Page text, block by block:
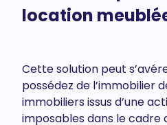
location
Cette solution peut
possédez de l’immobilier
immobiliers issus d’une
imposables dans le cadre